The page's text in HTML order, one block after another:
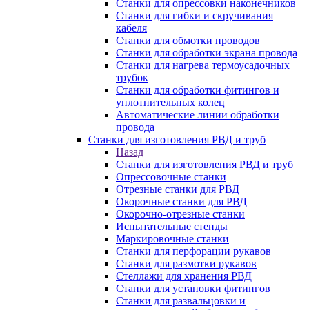
Станки для опрессовки наконечников
Станки для гибки и скручивания
кабеля
Станки для обмотки проводов
Станки для обработки экрана провода
Станки для нагрева термоусадочных
трубок
Станки для обработки фитингов и
уплотнительных колец
Автоматические линии обработки
провода
Станки для изготовления РВД и труб
Назад
Станки для изготовления РВД и труб
Опрессовочные станки
Отрезные станки для РВД
Окорочные станки для РВД
Окорочно-отрезные станки
Испытательные стенды
Маркировочные станки
Станки для перфорации рукавов
Станки для размотки рукавов
Стеллажи для хранения РВД
Станки для установки фитингов
Станки для развальцовки и